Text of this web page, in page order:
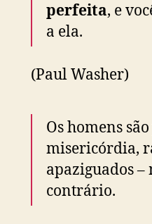
perfeita, e
a ela.
(Paul Washer)
Os homens
misericórdia,
apaziguados –
contrário.